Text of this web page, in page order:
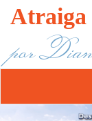
Atraiga
por